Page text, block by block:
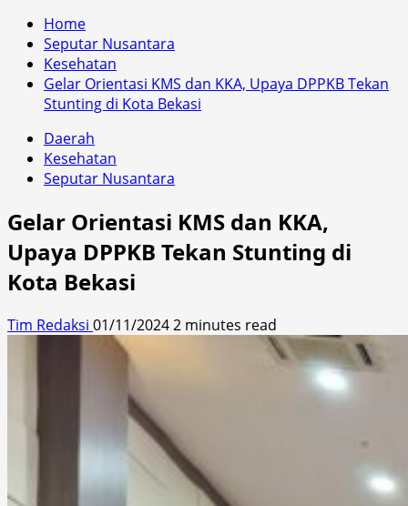
Home
Seputar Nusantara
Kesehatan
Gelar Orientasi KMS dan KKA, Upaya DPPKB Tekan
Stunting di Kota Bekasi
Daerah
Kesehatan
Seputar Nusantara
Gelar Orientasi KMS dan KKA,
Upaya DPPKB Tekan Stunting di
Kota Bekasi
Tim Redaksi 01/11/20242 minutes read